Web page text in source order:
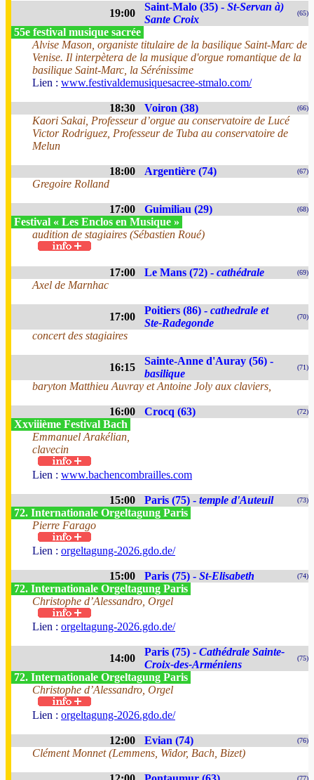
19:00
Saint-Malo (35) - St-Servan à)
Sante Croix
(65)
55e festival musique sacrée
Alvise Mason, organiste titulaire de la basilique Saint-Marc de
Venise. Il interpètera de la musique d'orgue romantique de la
basilique Saint-Marc, la Sérénissime
Lien : www.festivaldemusiquesacree-stmalo.com/
18:30 Voiron (38) (66)
Kaori Sakai, Professeur d’orgue au conservatoire de Lucé
Victor Rodriguez, Professeur de Tuba au conservatoire de
Melun
18:00 Argentière (74) (67)
Gregoire Rolland
17:00 Guimiliau (29) (68)
Festival « Les Enclos en Musique »
audition de stagiaires (Sébastien Roué)
17:00 Le Mans (72) - cathédrale (69)
Axel de Marnhac
17:00
Poitiers (86) - cathedrale et
Ste-Radegonde
(70)
concert des stagiaires
16:15
Sainte-Anne d'Auray (56) -
basilique
(71)
baryton Matthieu Auvray et Antoine Joly aux claviers,
16:00 Crocq (63) (72)
Xxviiième Festival Bach
Emmanuel Arakélian,
clavecin
Lien : www.bachencombrailles.com
15:00 Paris (75) - temple d'Auteuil (73)
72. Internationale Orgeltagung Paris
Pierre Farago
Lien : orgeltagung-2026.gdo.de/
15:00 Paris (75) - St-Elisabeth (74)
72. Internationale Orgeltagung Paris
Christophe d’Alessandro, Orgel
Lien : orgeltagung-2026.gdo.de/
14:00
Paris (75) - Cathédrale Sainte-
Croix-des-Arméniens
(75)
72. Internationale Orgeltagung Paris
Christophe d’Alessandro, Orgel
Lien : orgeltagung-2026.gdo.de/
12:00 Evian (74) (76)
Clément Monnet (Lemmens, Widor, Bach, Bizet)
(77)